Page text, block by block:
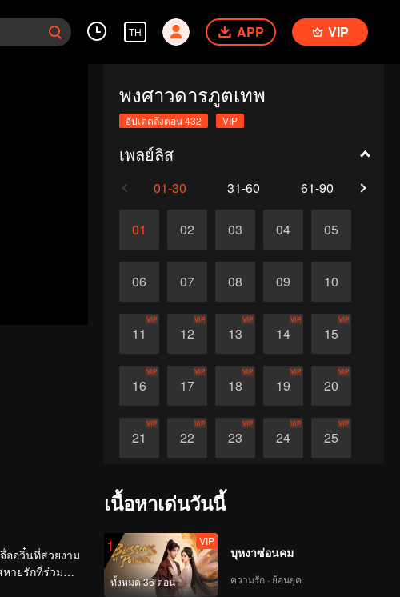
TH APP VIP
พงศาวดารภูตเทพ
อัปเดตถึงตอน 432 VIP
เพลย์ลิส
01-30 31-60 61-90
01 02 03 04 05
06 07 08 09 10
11
VIP
12
VIP
13
VIP
14
VIP
15
VIP
16
VIP
17
VIP
18
VIP
19
VIP
20
VIP
21
VIP
22
VIP
23
VIP
24
VIP
25
VIP
ออวิ๋นที่สวยงาม
ายรักที่ร่วม
กจิตอสูรที่ยิ่ง
เนื้อหาเด่นวันนี้
1
ทั้งหมด 36 ตอน
VIP
บุหงาซ่อนคม
ความรัก · ย้อนยุค